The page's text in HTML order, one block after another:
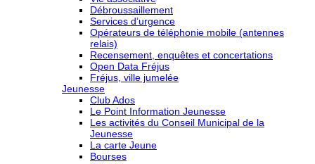
Débroussaillement
Services d’urgence
Opérateurs de téléphonie mobile (antennes
relais)
Recensement, enquêtes et concertations
Open Data Fréjus
Fréjus, ville jumelée
Jeunesse
Club Ados
Le Point Information Jeunesse
Les activités du Conseil Municipal de la
Jeunesse
La carte Jeune
Bourses